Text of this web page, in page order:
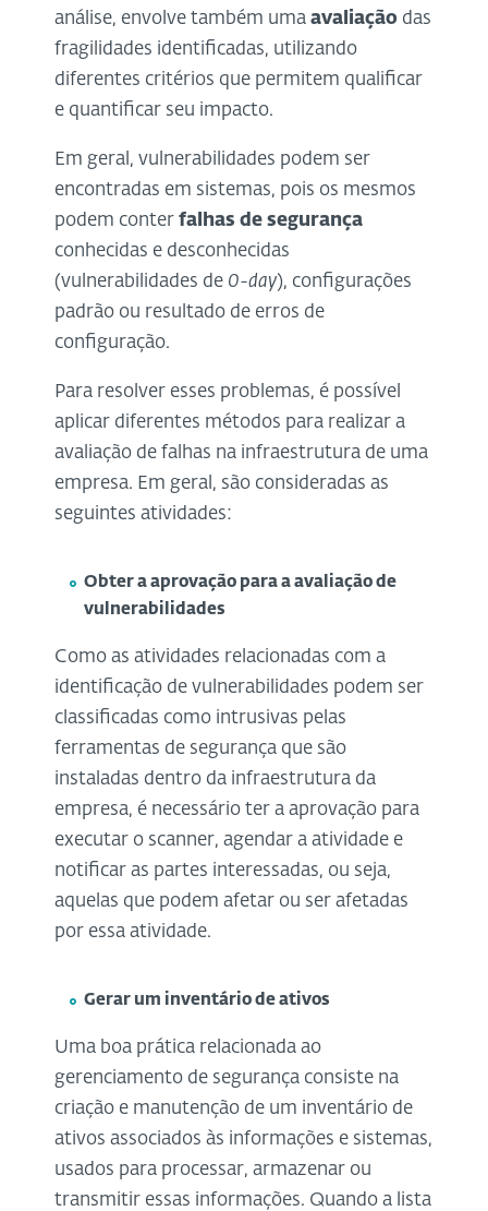
análise, envolve também uma avaliação das
fragilidades identificadas, utilizando
diferentes critérios que permitem qualificar
e quantificar seu impacto.
Em geral, vulnerabilidades podem ser
encontradas em sistemas, pois os mesmos
podem conter falhas de segurança
conhecidas e desconhecidas
(vulnerabilidades de 0-day), configurações
padrão ou resultado de erros de
configuração.
Para resolver esses problemas, é possível
aplicar diferentes métodos para realizar a
avaliação de falhas na infraestrutura de uma
empresa. Em geral, são consideradas as
seguintes atividades:
Obter a aprovação para a avaliação de
vulnerabilidades
Como as atividades relacionadas com a
identificação de vulnerabilidades podem ser
classificadas como intrusivas pelas
ferramentas de segurança que são
instaladas dentro da infraestrutura da
empresa, é necessário ter a aprovação para
executar o scanner, agendar a atividade e
notificar as partes interessadas, ou seja,
aquelas que podem afetar ou ser afetadas
por essa atividade.
Gerar um inventário de ativos
Uma boa prática relacionada ao
gerenciamento de segurança consiste na
criação e manutenção de um inventário de
ativos associados às informações e sistemas,
usados ​​para processar, armazenar ou
transmitir essas informações. Quando a lista